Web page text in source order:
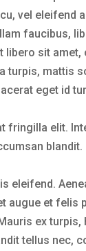
vel eleifend
faucibus,
sit
turpis, mattis
eget id
fringilla elit.
eleifend.
augue et felis
ex
tellus nec,